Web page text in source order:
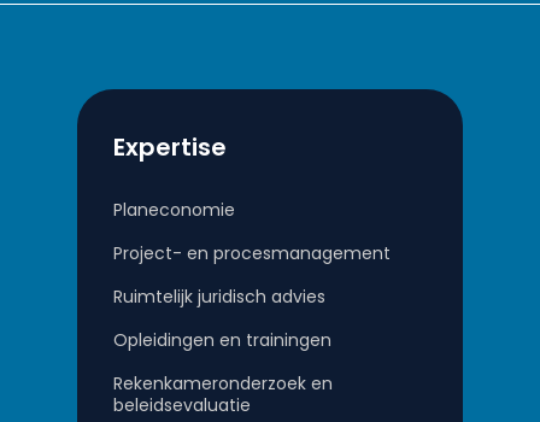
Expertise
Planeconomie
Project- en procesmanagement
Ruimtelijk juridisch advies
Opleidingen en trainingen
Rekenkameronderzoek en
beleidsevaluatie